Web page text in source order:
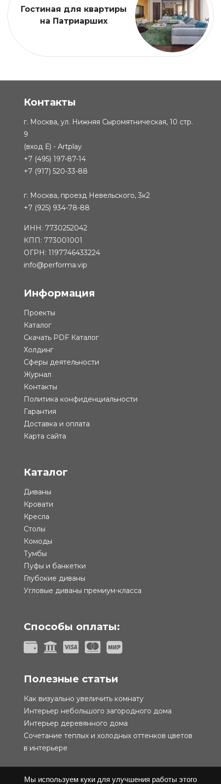
Мы используем куки для улучшения работы этого
Гостиная для квартиры
на Патриарших
Контакты
г. Москва, ул. Нижняя Сыромятническая, 10 стр.
9
(вход Е) - Artplay
+7 (495) 197-87-14
+7 (917) 520-33-88
г. Москва, проезд Невельского, 3к2
+7 (925) 934-78-88
ИНН: 7730252042
КПП: 773001001
ОГРН: 1197746433224
info@performa.vip
Информация
Проекты
Каталог
Скачать PDF Каталог
Холдинг
Сферы деятельности
Журнал
Контакты
Политика конфиденциальности
Гарантия
Доставка и оплата
Карта сайта
Каталог
Диваны
Кровати
Кресла
Столы
Комоды
Тумбы
Пуфы и банкетки
Глубокие диваны
Угловые диваны премиум-класса
Способы оплаты:
Полезные статьи
Как визуально увеличить комнату
Интерьер небольшого загородного дома
Интерьер деревянного дома
Сочетание теплых и холодных оттенков цветов
в интерьере